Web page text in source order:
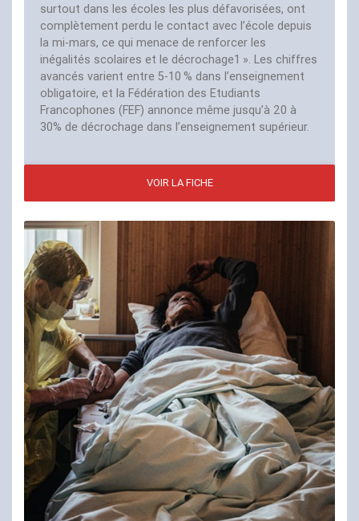
surtout dans les écoles les plus défavorisées, ont
complètement perdu le contact avec l’école depuis
la mi-mars, ce qui menace de renforcer les
inégalités scolaires et le décrochage1 ». Les chiffres
avancés varient entre 5-10 % dans l’enseignement
obligatoire, et la Fédération des Etudiants
Francophones (FEF) annonce même jusqu’à 20 à
30% de décrochage dans l’enseignement supérieur.
VOIR LA FICHE